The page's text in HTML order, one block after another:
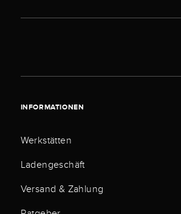
INFORMATIONEN
Werkstätten
Ladengeschäft
Versand & Zahlung